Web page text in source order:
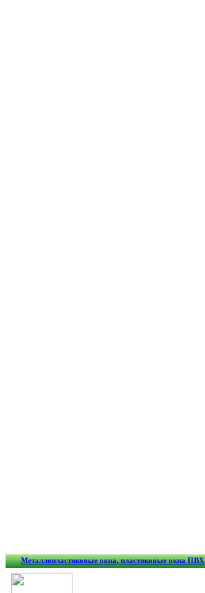
Металлопластиковые окна, пластиковые окна ПВХ